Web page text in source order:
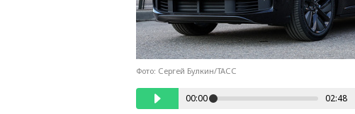
Фото: Сергей Булкин/ТАСС
00:00 02:48